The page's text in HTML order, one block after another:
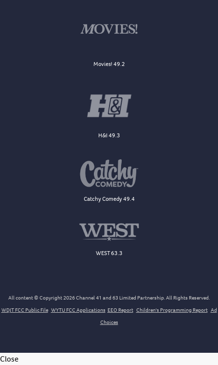
Movies! 49.2
H&I 49.3
Catchy Comedy 49.4
WEST 63.3
All content © Copyright 2026 Channel 41 and 63 Limited Partnership. All Rights Reserved.
WDJT FCC Public File WYTU FCC Applications EEO Report Children's Programming Report Ad
Choices
Close